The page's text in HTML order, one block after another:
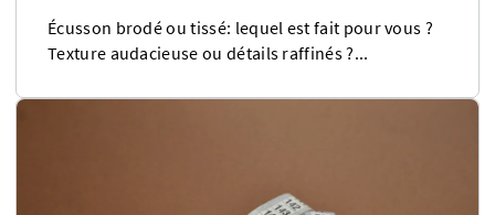
Écusson brodé ou tissé: lequel est fait pour vous ?
Texture audacieuse ou détails raffinés ?...